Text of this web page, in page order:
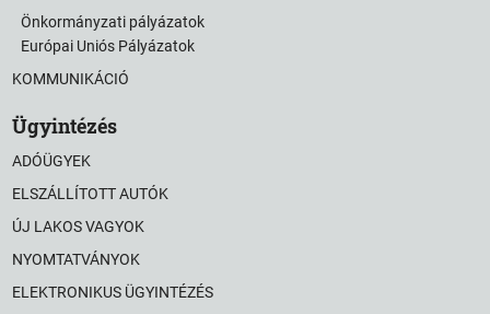
Önkormányzati pályázatok
Európai Uniós Pályázatok
KOMMUNIKÁCIÓ
Ügyintézés
ADÓÜGYEK
ELSZÁLLÍTOTT AUTÓK
ÚJ LAKOS VAGYOK
NYOMTATVÁNYOK
ELEKTRONIKUS ÜGYINTÉZÉS